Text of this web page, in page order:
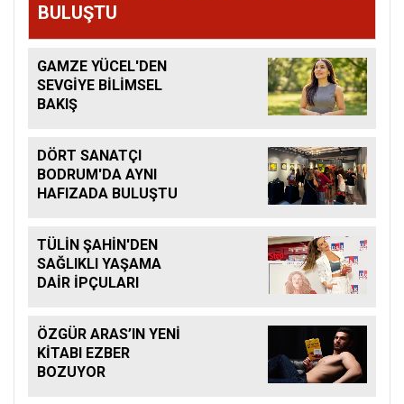
BULUŞTU
GAMZE YÜCEL'DEN
SEVGİYE BİLİMSEL
BAKIŞ
DÖRT SANATÇI
BODRUM'DA AYNI
HAFIZADA BULUŞTU
TÜLİN ŞAHİN'DEN
SAĞLIKLI YAŞAMA
DAİR İPÇULARI
ÖZGÜR ARAS’IN YENİ
KİTABI EZBER
BOZUYOR